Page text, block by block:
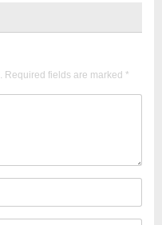
Required fields are marked *